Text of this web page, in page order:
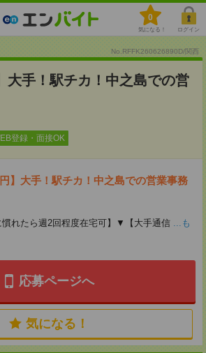
0
気になる！ ログイン
No.RFFK260626890D/関西
大手！駅チカ！中之島での営
登録・面接OK
円】大手！駅チカ！中之島での営業事務
慣れたら週2回程度在宅可】▼【大手通信 ...も
応募ページへ
気になる！